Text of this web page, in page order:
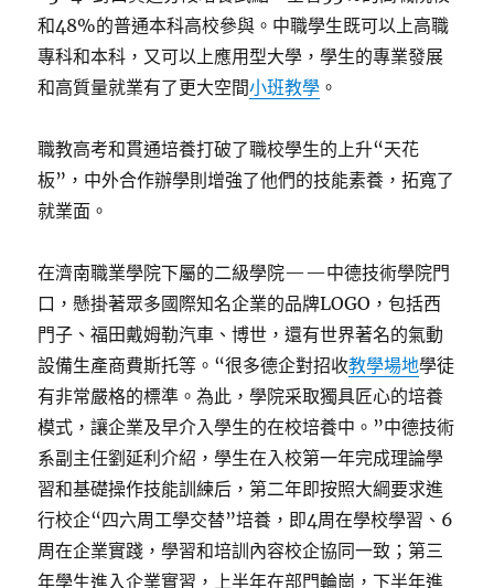
和48%的普通本科高校參與。中職學生既可以上高職
專科和本科，又可以上應用型大學，學生的專業發展
和高質量就業有了更大空間小班教學 。
職教高考和貫通培養打破了職校學生的上升“天花
板”，中外合作辦學則增強了他們的技能素養，拓寬了
就業面。
在濟南職業學院下屬的二級學院——中德技術學院門
口，懸掛著眾多國際知名企業的品牌LOGO，包括西
門子、福田戴姆勒汽車、博世，還有世界著名的氣動
設備生產商費斯托等。“很多德企對招收教學場地學徒
有非常嚴格的標準。為此，學院采取獨具匠心的培養
模式，讓企業及早介入學生的在校培養中。”中德技術
系副主任劉延利介紹，學生在入校第一年完成理論學
習和基礎操作技能訓練后，第二年即按照大綱要求進
行校企“四六周工學交替”培養，即4周在學校學習、6
周在企業實踐，學習和培訓內容校企協同一致；第三
年學生進入企業實習，上半年在部門輪崗，下半年進